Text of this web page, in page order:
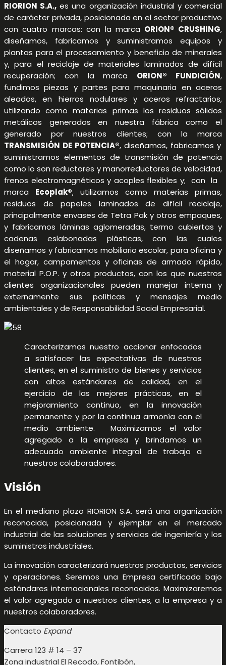
RIORION S.A., es una organización industrial y comercial
de carácter privada, posicionada en el sector productivo
con cuatro marcas: con la marca ORION® CRUSHING,
diseñamos, fabricamos y suministramos equipos y
plantas para el procesamiento y beneficio de minerales
y, para el reciclaje de materiales laminados de difícil
recuperación; con la marca ORION® FUNDICIÓN,
fundimos piezas y partes para maquinaria en aceros
aleados, en hierros nodulares y aceros refractarios,
utilizando como materias primas los residuos sólidos
metálicos generados en nuestra fábrica como el
generado por nuestros clientes; con la marca
TRANSMISIÓN DE POTENCIA®, diseñamos, fabricamos y
suministramos elementos de transmisión de potencia
como lo son reductores y manorreductores de velocidad,
frenos electromagnéticos y acoples flexibles y; con la
marca Ecoplak®, utilizamos como materias primas,
residuos de papeles laminados de difícil reciclaje,
principalmente envases de Tetra Pak y otros empaques,
y fabricamos láminas aglomeradas, termo cubiertas y
cadenas eslabonadas plásticas, con las cuales
diseñamos y fabricamos mobiliario escolar, para oficina y
el hogar, campamentos y oficinas de armado rápido,
material P.O.P. y otros productos, con los que nuestros
clientes organizacionales pueden manejar interna y
externamente sus políticas y mensajes medio
ambientales y de Responsabilidad Social Empresarial.
Caracterizamos nuestro accionar enfocados
a satisfacer las expectativas de nuestros
clientes, en el suministro de bienes y servicios
con altos estándares de calidad, en el
ejercicio de las mejores prácticas, en el
mejoramiento continuo, en la innovación
permanente y por la continua armonía con el
medio ambiente. Maximizamos el valor
agregado a la empresa y brindamos un
adecuado ambiente integral de trabajo a
nuestros colaboradores.
Visión
En el mediano plazo RIORION S.A. será una organización
reconocida, posicionada y ejemplar en el mercado
industrial de las soluciones y servicios de ingeniería y los
suministros industriales.
La innovación caracterizará nuestros productos, servicios
y operaciones. Seremos una Empresa certificada bajo
estándares internacionales reconocidos. Maximizaremos
el valor agregado a nuestros clientes, a la empresa y a
nuestros colaboradores.
Contacto Expand
Carrera 123 # 14 – 37
Zona industrial El Recodo, Fontibón,